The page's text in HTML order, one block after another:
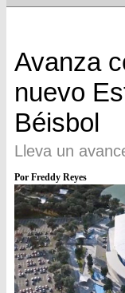
Avanza
nuevo
Béisbol
Lleva un
Por Freddy Reyes